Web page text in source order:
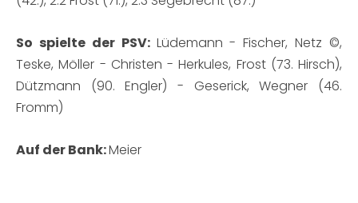
So spielte der PSV: Lüdemann - Fischer, Netz ©,
Teske, Möller - Christen - Herkules, Frost (73. Hirsch),
Dützmann (90. Engler) - Geserick, Wegner (46.
Fromm)
Auf der Bank:Meier